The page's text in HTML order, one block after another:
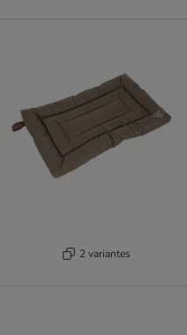
2 variantes